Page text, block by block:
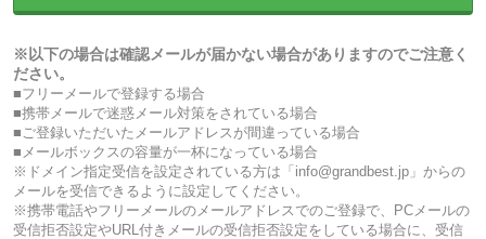
※以下の場合は確認メールが届かない場合がありますのでご注意く
ださい。
■フリーメールで登録する場合
■携帯メールで迷惑メール対策をされている場合
■ご登録いただいたメールアドレスが間違っている場合
■メールボックスの容量が一杯になっている場合
※ドメイン指定受信を設定されている方は「info@grandbest.jp」からの
メールを受信できるように設定してください。
※携帯電話やフリーメールのメールアドレスでのご登録で、PCメールの
受信拒否設定やURL付きメールの受信拒否設定をしている場合に、受信